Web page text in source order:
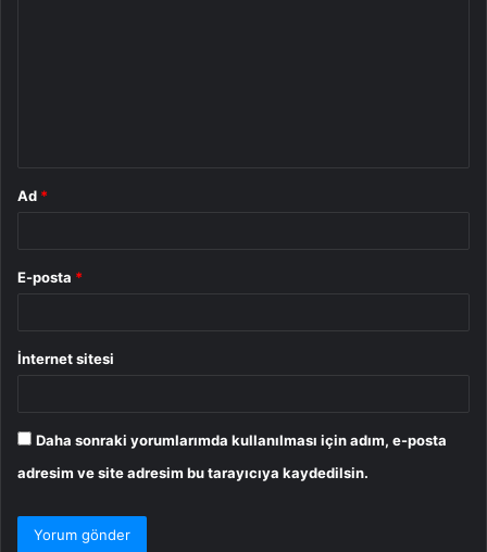
Ad *
E-posta *
İnternet sitesi
Daha sonraki yorumlarımda kullanılması için adım, e-posta
adresim ve site adresim bu tarayıcıya kaydedilsin.